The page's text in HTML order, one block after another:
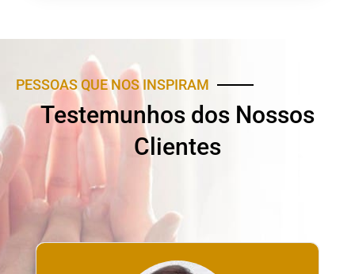
PESSOAS QUE NOS INSPIRAM
Testemunhos dos Nossos
Clientes